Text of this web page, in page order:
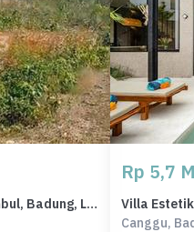
Kesempatan Tanah Murah di Mumbul, Badung, Luas 2161m²
Rp 5,7
Villa
Canggu,